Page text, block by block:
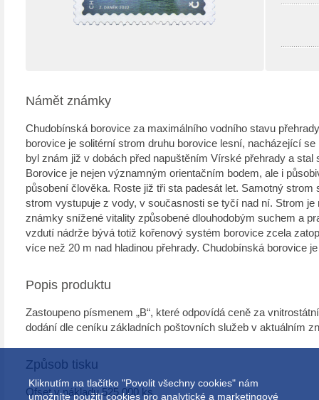
Námět známky
Chudobínská borovice za maximálního vodního stavu
borovice je solitérní strom druhu borovice lesní, nacházející
byl znám již v dobách před napuštěním Vírské přehrady a
Borovice je nejen významným orientačním bodem, ale i
působení člověka. Roste již tři sta padesát let. Samotný
strom vystupuje z vody, v současnosti se tyčí nad ní. Strom
známky snížené vitality způsobené dlouhodobým suchem a
vzdutí nádrže bývá totiž kořenový systém borovice zcela
více než 20 m nad hladinou přehrady. Chudobínská borovice
Popis produktu
Zastoupeno písmenem „B“, které odpovídá ceně za
dodání dle ceníku základních poštovních služeb v aktuálním
Způsob tisku
Ofset v nákladu 525 000 ks
Kliknutím na tlačítko "Povolit všechny cookies" nám
umožníte použití cookies pro analytické a marketingové